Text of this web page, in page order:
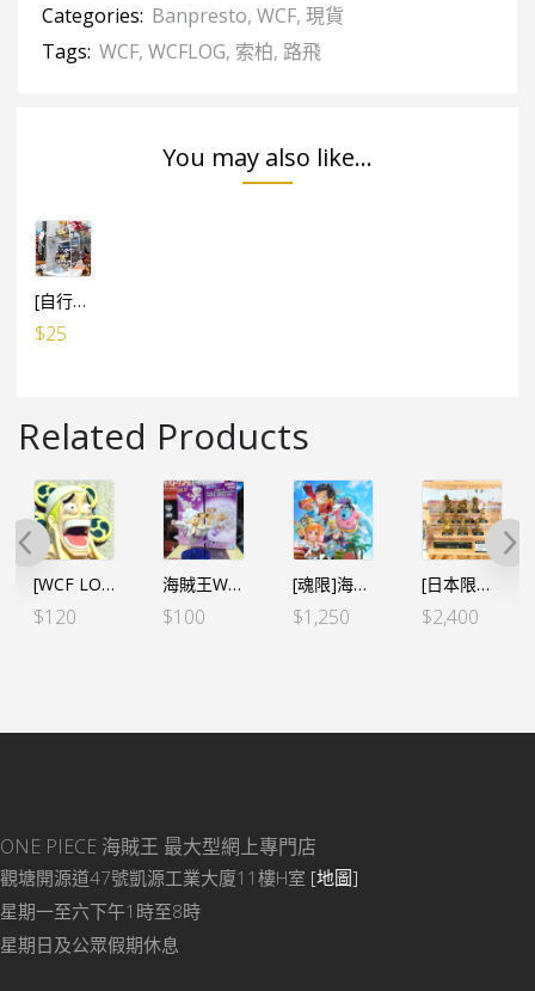
Categories: Banpresto, WCF, 現貨
Tags: WCF, WCFLOG, 索柏, 路飛
You may also like...
[自行組裝] WCF LOG / 食玩 ／ 景品 多用途防塵展示盒 (設活動門) 15cm高x10cm闊x10cm深
$25
Related Products
[WCF LOG STORIES] 海賊王 VOL.15 路飛&艾尼路（行）
$120
海賊王WCF -蒙奇•D•路飛 五檔 SPECIAL C小眠
$100
[魂限]海賊王 WCF PREMEUM 草帽一夥-蛋頭Ver.-**行版
$1,250
[日本限定]海賊王WCF -熊本復興企劃- 草帽一夥銅像（草帽一夥10個SET）
$2,400
ONE PIECE 海賊王 最大型網上專門店
觀塘開源道47號凱源工業大廈11樓H室 [地圖]
星期一至六下午1時至8時
星期日及公眾假期休息